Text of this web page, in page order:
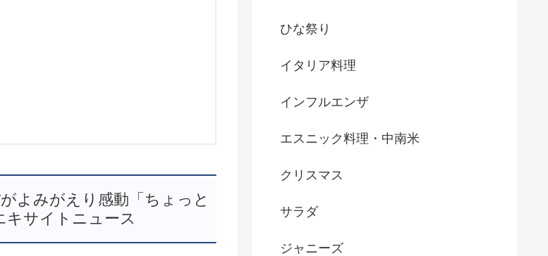
よみがえり感動「ちょっと
キサイトニュース
ひな祭り
イタリア料理
インフルエンザ
エスニック料理・中南米
クリスマス
サラダ
ジャニーズ